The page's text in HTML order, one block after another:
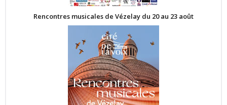
Rencontres musicales de Vézelay du 20 au 23 août